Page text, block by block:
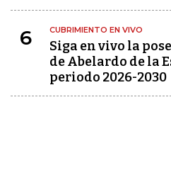
6 CUBRIMIENTO EN VIVO
Siga en vivo la
de Abelardo de la
periodo 2026-2030